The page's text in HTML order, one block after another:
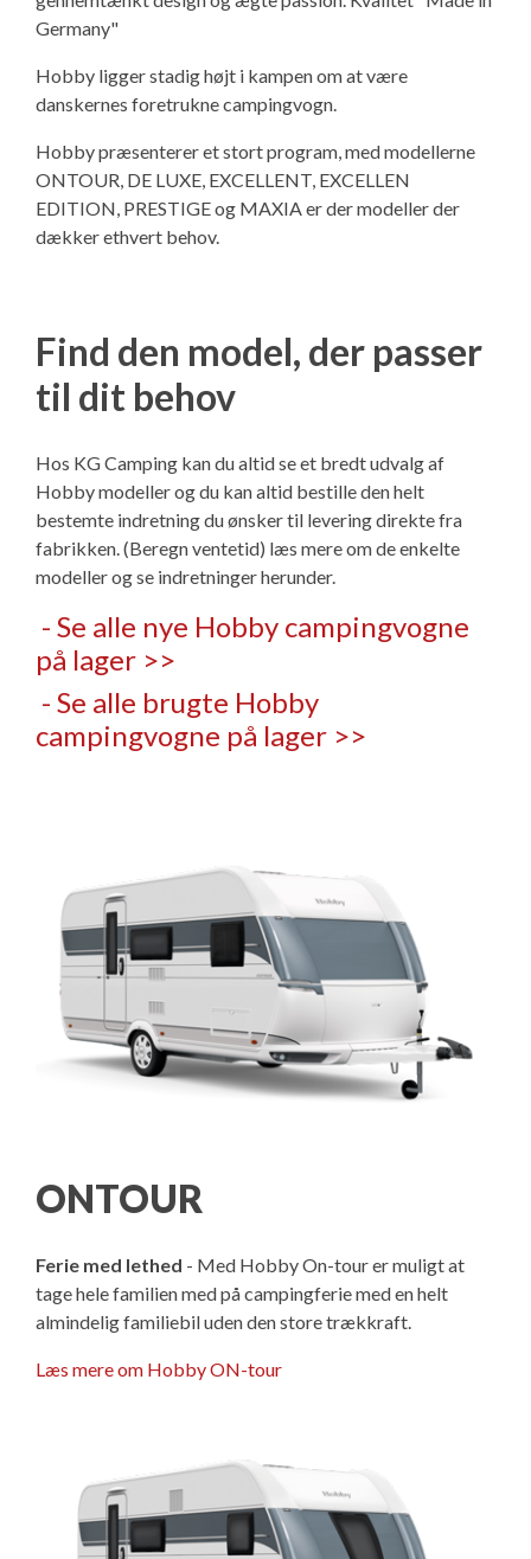
Adria Astella
Next
Hobby Prestige
Hobby Maxia
Ny campingvogn - godt at vide
Lille campingvogn
Finansiering af campingvogn
Forsikring af campingvogn
Vil du sælge din campingvogn?
Brugte telte og udstyr
Isabella fortelte
Isabella Lufttelte
Isabella weekend- og vinterfortelte
Isabella fortelte til specialvogne
Isabella Opstillingsvejledninger
Adria Coral
Adria Compact
Internet i campingvognen
Aircondition og klimaanlæg
Gas-komfort i din campingvogn
E-trailer kontrol- og sikkerhedsapp
3 spændende ideer til campingvognen
GPS tracker til autocamper og campingvogn
GRØN Virksomhed
Tuxer måleskemaer
Sikker handel
Klagemuligheder
Handelsbetingelser - webshop
Cookie & Privatlivspolitik
Persondata
GPDR - Optagelse af foto og video
GPDR - KG Camping Kundeklub
Germany"
Hobby ligger stadig højt i kampen om at være
danskernes foretrukne campingvogn.
Hobby præsenterer et stort program, med modellerne
ONTOUR, DE LUXE, EXCELLENT, EXCELLEN
EDITION, PRESTIGE og MAXIA er der modeller der
dækker ethvert behov.
Find den model, der passer
til dit behov
Hos KG Camping kan du altid se et bredt udvalg af
Hobby modeller og du kan altid bestille den helt
bestemte indretning du ønsker til levering direkte fra
fabrikken. (Beregn ventetid) læs mere om de enkelte
modeller og se indretninger herunder.
- Se alle nye Hobby campingvogne
på lager >>
- Se alle brugte Hobby
campingvogne på lager >>
ONTOUR
Ferie med lethed - Med Hobby On-tour er muligt at
tage hele familien med på campingferie med en helt
almindelig familiebil uden den store trækkraft.
Læs mere om Hobby ON-tour